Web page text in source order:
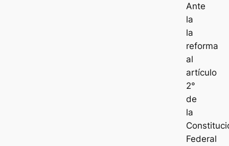
Ante
la
la
reforma
al
artículo
2°
de
la
Federal